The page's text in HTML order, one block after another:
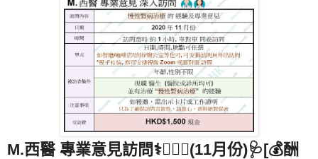
M.西醫 專業意見訪問⚕️👩🏻‍⚕️(11月份)🩺[💰酬